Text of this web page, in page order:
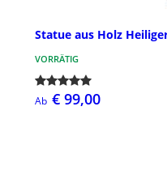
Statue aus Holz
VORRÄTIG
Ab € 99,00